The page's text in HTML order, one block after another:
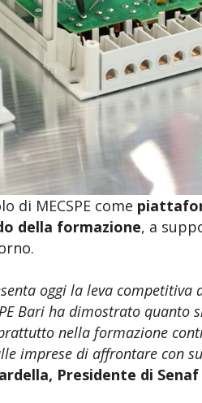
di MECSPE come
della formazione, a
oggi la leva competitiva
Bari ha dimostrato quanto
nella formazione
imprese di affrontare con
Presidente di Senaf